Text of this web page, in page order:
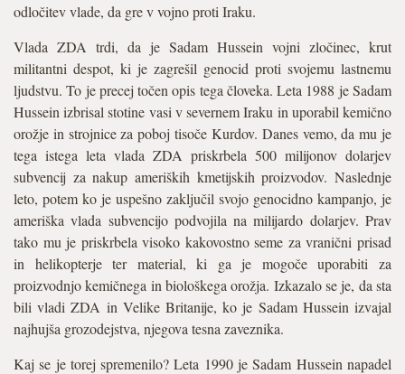
odločitev vlade, da gre v vojno proti Iraku.
Vlada ZDA trdi, da je Sadam Hussein vojni zločinec, krut
militantni despot, ki je zagrešil genocid proti svojemu lastnemu
ljudstvu. To je precej točen opis tega človeka. Leta 1988 je Sadam
Hussein izbrisal stotine vasi v severnem Iraku in uporabil kemično
orožje in strojnice za poboj tisoče Kurdov. Danes vemo, da mu je
tega istega leta vlada ZDA priskrbela 500 milijonov dolarjev
subvencij za nakup ameriških kmetijskih proizvodov. Naslednje
leto, potem ko je uspešno zaključil svojo genocidno kampanjo, je
ameriška vlada subvencijo podvojila na milijardo dolarjev. Prav
tako mu je priskrbela visoko kakovostno seme za vranični prisad
in helikopterje ter material, ki ga je mogoče uporabiti za
proizvodnjo kemičnega in biološkega orožja. Izkazalo se je, da sta
bili vladi ZDA in Velike Britanije, ko je Sadam Hussein izvajal
najhujša grozodejstva, njegova tesna zaveznika.
Kaj se je torej spremenilo? Leta 1990 je Sadam Hussein napadel